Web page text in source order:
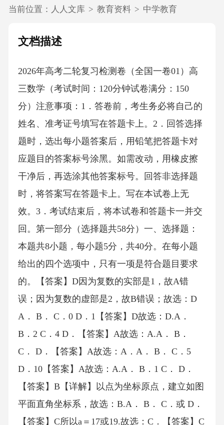
当前位置： 人人文库 > 教育资料 > 中学教育
文档描述
2026年高考二轮复习检测卷（全国一卷01）高
三数学（考试时间：120分钟试卷满分：150
分）注意事项：1．答卷前，考生务必将自己的
姓名、准考证号填写在答题卡上。2．回答选择
题时，选出每小题答案后，用铅笔把答题卡对
应题目的答案标号涂黑。如需改动，用橡皮擦
干净后，再选涂其他答案标号。回答非选择题
时，将答案写在答题卡上。写在本试卷上无
效。3．考试结束后，将本试卷和答题卡一并交
回。第一部分（选择题共58分）一、选择题：
本题共8小题，每小题5分，共40分。在每小题
给出的四个选项中，只有一项是符合题目要求
的。【答案】D因为复数的实部是1，故A错
误；因为复数的虚部是2，故B错误；故选：D
A． B． C．0 D．1【答案】D故选：D.A．
B．2 C．4 D．【答案】A故选：A.A． B．
C． D．【答案】A故选：A．A． B． C．5
D．10【答案】A故选：A.A． B．1 C． D．
【答案】B【详解】以点为坐标原点，建立如图
平面直角坐标系，故选：B.A． B． C．或 D．
【答案】C所以a＝17或19.故选：C．【答案】C